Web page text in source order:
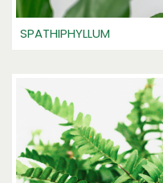
SPATHIPHYLLUM